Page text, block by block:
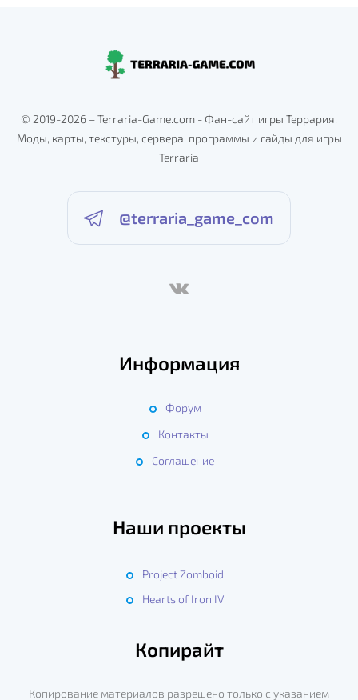
© 2019-2026 – Terraria-Game.com - Фан-сайт игры Террария.
Моды, карты, текстуры, сервера, программы и гайды для игры
Terraria
@terraria_game_com
Информация
Форум
Контакты
Соглашение
Наши проекты
Project Zomboid
Hearts of Iron IV
Копирайт
Копирование материалов разрешено только с указанием